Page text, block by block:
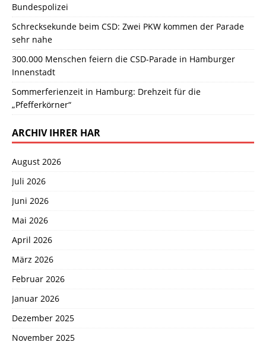
Bundespolizei
Schrecksekunde beim CSD: Zwei PKW kommen der Parade
sehr nahe
300.000 Menschen feiern die CSD-Parade in Hamburger
Innenstadt
Sommerferienzeit in Hamburg: Drehzeit für die
„Pfefferkörner“
ARCHIV IHRER HAR
August 2026
Juli 2026
Juni 2026
Mai 2026
April 2026
März 2026
Februar 2026
Januar 2026
Dezember 2025
November 2025